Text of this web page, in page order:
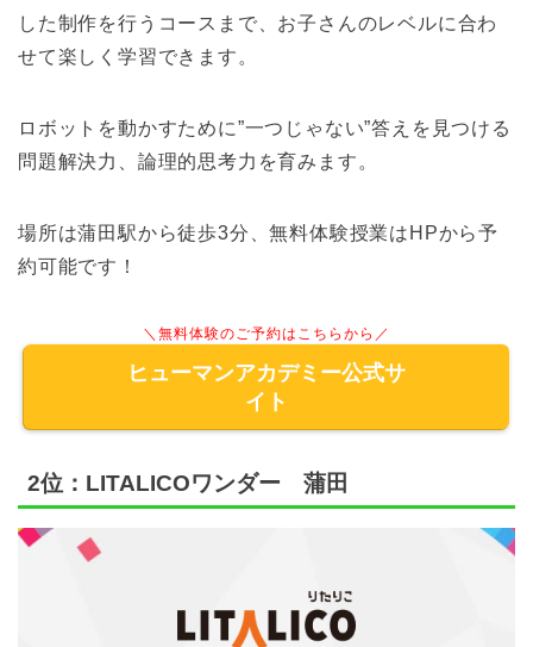
した制作を行うコースまで、お子さんのレベルに合わ
せて楽しく学習できます。
ロボットを動かすために”一つじゃない”答えを見つける
問題解決力、論理的思考力を育みます。
場所は蒲田駅から徒歩3分、無料体験授業はHPから予
約可能です！
＼無料体験のご予約はこちらから／
ヒューマンアカデミー公式サ
イト
2位：LITALICOワンダー 蒲田